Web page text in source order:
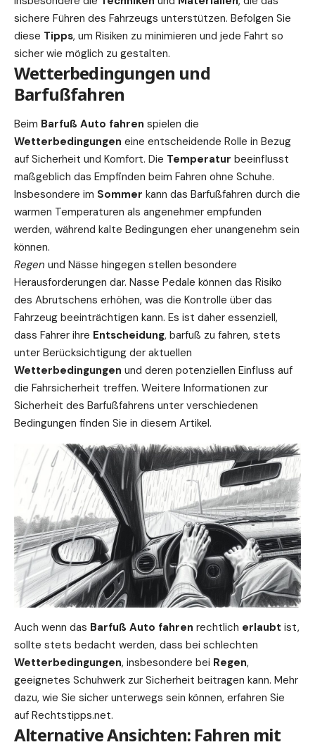
sichere Führen des Fahrzeugs unterstützen. Befolgen Sie
diese Tipps, um Risiken zu minimieren und jede Fahrt so
sicher wie möglich zu gestalten.
Wetterbedingungen und
Barfußfahren
Beim Barfuß Auto fahren spielen die
Wetterbedingungen eine entscheidende Rolle in Bezug
auf Sicherheit und Komfort. Die Temperatur beeinflusst
maßgeblich das Empfinden beim Fahren ohne Schuhe.
Insbesondere im Sommer kann das Barfußfahren durch die
warmen Temperaturen als angenehmer empfunden
werden, während kalte Bedingungen eher unangenehm sein
können.
Regen und Nässe hingegen stellen besondere
Herausforderungen dar. Nasse Pedale können das Risiko
des Abrutschens erhöhen, was die Kontrolle über das
Fahrzeug beeinträchtigen kann. Es ist daher essenziell,
dass Fahrer ihre Entscheidung, barfuß zu fahren, stets
unter Berücksichtigung der aktuellen
Wetterbedingungen und deren potenziellen Einfluss auf
die Fahrsicherheit treffen. Weitere Informationen zur
Sicherheit des Barfußfahrens unter verschiedenen
Bedingungen finden Sie in diesem Artikel.
Auch wenn das Barfuß Auto fahren rechtlich erlaubt ist,
sollte stets bedacht werden, dass bei schlechten
Wetterbedingungen, insbesondere bei Regen,
geeignetes Schuhwerk zur Sicherheit beitragen kann. Mehr
dazu, wie Sie sicher unterwegs sein können, erfahren Sie
auf Rechtstipps.net.
Alternative Ansichten: Fahren mit